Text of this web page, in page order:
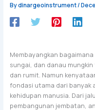
Bydinargeoinstrument/
Membayangkan
sungai, dan danau
dan rumit. Namun
fondasi utama dari banyak
kehidupan manusia. Dari
pembangunan jembatan,